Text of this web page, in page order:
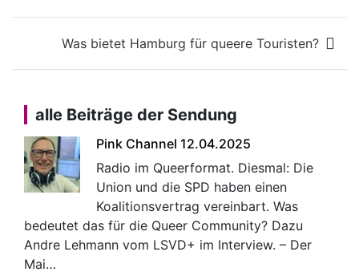
Was bietet Hamburg für queere Touristen?
alle Beiträge der Sendung
Pink Channel 12.04.2025
Radio im Queerformat. Diesmal: Die
Union und die SPD haben einen
Koalitionsvertrag vereinbart. Was
bedeutet das für die Queer Community? Dazu
Andre Lehmann vom LSVD+ im Interview. – Der
Mai…